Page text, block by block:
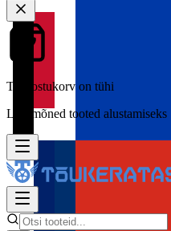
Teie ostukorv on tühi
Lisa mõned tooted alustamiseks